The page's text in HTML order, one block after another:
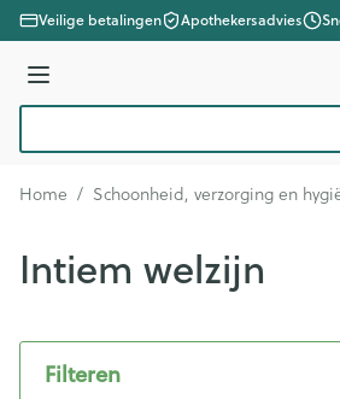
Ga naar de inhoud
Veilige betalingen Apothekersadvies
Menu
Home / Schoonheid, verzorging en
Intiem welzijn
Filteren